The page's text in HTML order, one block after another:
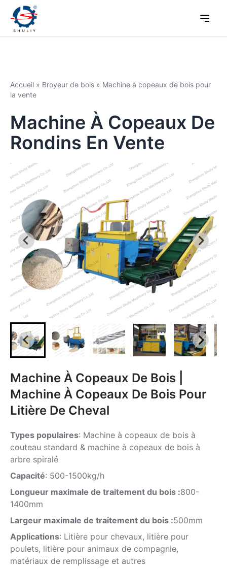
Accueil » Broyeur de bois » Machine à copeaux de bois pour
la vente
Machine À Copeaux De
Rondins En Vente
Machine À Copeaux De Bois |
Machine À Copeaux De Bois Pour
Litière De Cheval
Types populaires: Machine à copeaux de bois à
couteau standard & machine à copeaux de bois à
arbre spiralé
Capacité: 500-1500kg/h
Longueur maximale de traitement du bois :800-
1400mm
Largeur maximale de traitement du bois :500mm
Applications: Litière pour chevaux, litière pour
poulets, litière pour animaux de compagnie,
matériaux de remplissage et autres